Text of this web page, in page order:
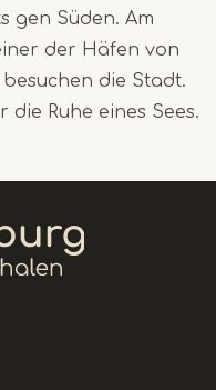
gen Süden. Am
der Häfen von
die Stadt.
Ruhe eines Sees.